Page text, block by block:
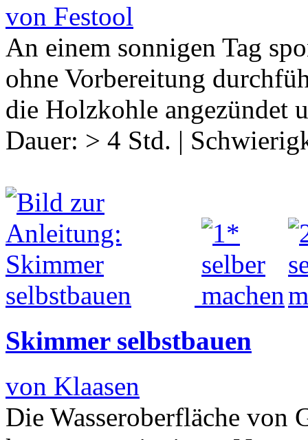
von Festool
An einem sonnigen Tag
ohne Vorbereitung
die Holzkohle angezündet
Dauer: > 4 Std. |
Skimmer selbstbauen
von Klaasen
Die Wasseroberfläche von